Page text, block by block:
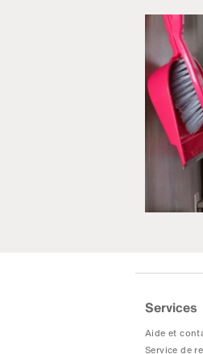
Services
Aide et
Service de